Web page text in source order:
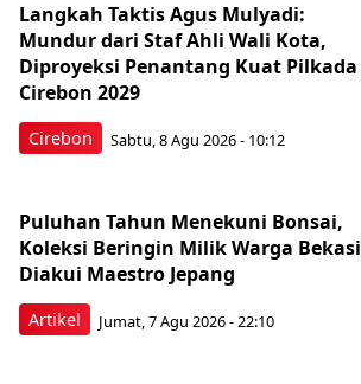
Cirebon
Langkah Taktis Agus Mulyadi:
Mundur dari Staf Ahli Wali Kota,
Diproyeksi Penantang Kuat Pilkada
Cirebon 2029
Sabtu, 8 Agu 2026 - 10:12
Artikel
Puluhan Tahun Menekuni Bonsai,
Koleksi Beringin Milik Warga Bekasi
Diakui Maestro Jepang
Jumat, 7 Agu 2026 - 22:10